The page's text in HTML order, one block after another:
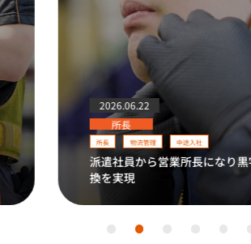
2026.06.22
所長
所長 物流管理 中途入社
派遣社員から営業所長になり黒
換を実現